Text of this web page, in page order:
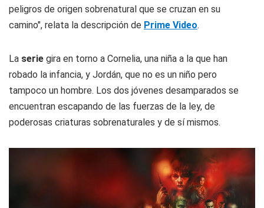
peligros de origen sobrenatural que se cruzan en su
camino", relata la descripción de Prime Video.
La serie gira en torno a Cornelia, una niña a la que han
robado la infancia, y Jordán, que no es un niño pero
tampoco un hombre. Los dos jóvenes desamparados se
encuentran escapando de las fuerzas de la ley, de
poderosas criaturas sobrenaturales y de sí mismos.